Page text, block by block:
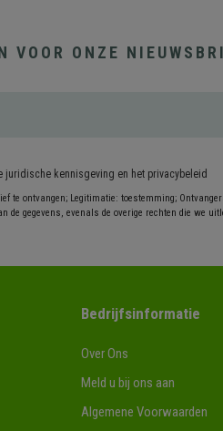
VOOR ONZE
juridische kennisgeving en het privacybeleid
ontvangen; Legitimatie: toestemming;
de gegevens, evenals de overige rechten die we
Bedrijfsinformatie
Over Ons
Meld u bij ons aan
Algemene Voorwaarden